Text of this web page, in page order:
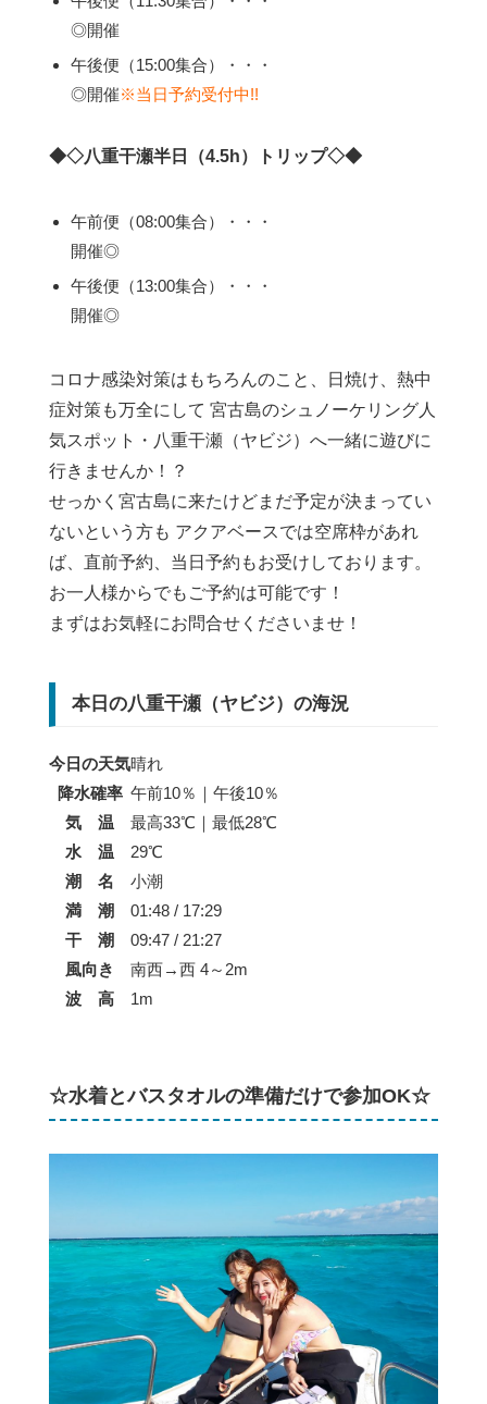
◎開催
午後便（15:00集合）・・・
◎開催※当日予約受付中!!
◆◇八重干瀬半日（4.5h）トリップ◇◆
午前便（08:00集合）・・・
開催◎
午後便（13:00集合）・・・
開催◎
コロナ感染対策はもちろんのこと、日焼け、熱中
症対策も万全にして 宮古島のシュノーケリング人
気スポット・八重干瀬（ヤビジ）へ一緒に遊びに
行きませんか！？
せっかく宮古島に来たけどまだ予定が決まってい
ないという方も アクアベースでは空席枠があれ
ば、直前予約、当日予約もお受けしております。
お一人様からでもご予約は可能です！
まずはお気軽にお問合せくださいませ！
本日の八重干瀬（ヤビジ）の海況
今日の天気晴れ
降水確率 午前10％｜午後10％
気 温
最高33℃｜最低28℃
水 温
29℃
潮 名
小潮
満 潮
01:48 / 17:29
干 潮
09:47 / 21:27
風向き
南西→西 4～2m
波 高
1m
☆水着とバスタオルの準備だけで参加OK☆